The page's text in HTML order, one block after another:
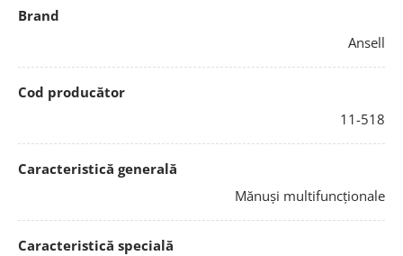
Brand
Ansell
Cod producător
11-518
Caracteristică generală
Mănuși multifuncționale
Caracteristică specială